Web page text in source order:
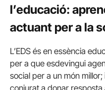
l’educació:
actuant per a la
L’EDS és en essència
per a que esdevingui
social per a un món